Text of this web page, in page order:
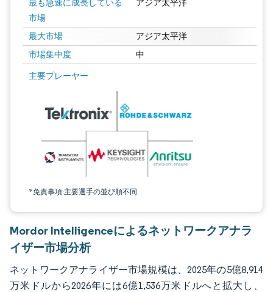
最も急速に成長している
市場
アジア太平洋
最大市場 アジア太平洋
市場集中度 中
主要プレーヤー
*免責事項:主要選手の並び順不同
画像 © Mordor Intelligence。再利用にはCC BY 4.0の表示が必要です。
Mordor Intelligenceによるネットワークアナラ
イザー市場分析
ネットワークアナライザー市場規模は、2025年の5億8,914
万米ドルから2026年には6億1,536万米ドルへと拡大し、